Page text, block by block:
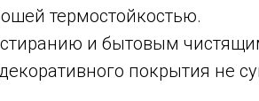
термостойкостью.
и бытовым
покрытия не